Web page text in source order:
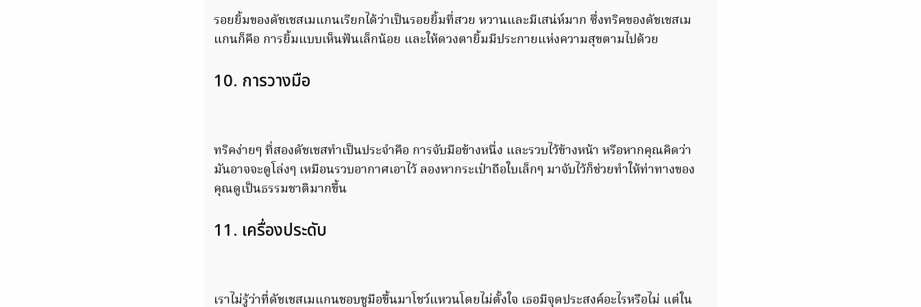
รอยยิ้มของดัชเชสเมแกนเรียกได้ว่าเป็นรอยยิ้มที่สวย หวานและมีเสน่ห์มาก ซึ่งทริคของดัชเชสเม
แกนก็คือ การยิ้มแบบเห็นฟันเล็กน้อย และให้ดวงตายิ้มมีประกายแห่งความสุขตามไปด้วย
10. การวางมือ
ทริคง่ายๆ ที่สองดัชเชสทำเป็นประจำคือ การจับมือข้างหนึ่ง และรวบไว้ข้างหน้า หรือหากคุณคิดว่า
มันอาจจะดูโล่งๆ เหมือนรวบอากาศเอาไว้ ลองหากระเป๋าถือใบเล็กๆ มาจับไว้ก็ช่วยทำให้ท่าทางของ
คุณดูเป็นธรรมชาติมากขึ้น
11. เครื่องประดับ
เราไม่รู้ว่าที่ดัชเชสเมแกนชอบชูมือขึ้นมาโชว์แหวนโดยไม่ตั้งใจ เธอมีจุดประสงค์อะไรหรือไม่ แต่ใน